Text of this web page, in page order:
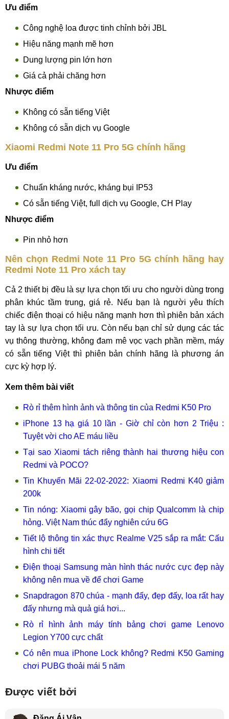
Ưu điểm
Công nghệ loa được tinh chỉnh bởi JBL
Hiệu năng mạnh mẽ hơn
Dung lượng pin lớn hơn
Giá cả phải chăng hơn
Nhược điểm
Không có sẵn tiếng Việt
Không có sẵn dịch vụ Google
Xiaomi Redmi Note 11 Pro 5G chính hãng
Ưu điểm
Chuẩn kháng nước, kháng bụi IP53
Có sẵn tiếng Việt, full dịch vụ Google, CH Play
Nhược điểm
Pin nhỏ hơn
Nên chọn Redmi Note 11 Pro 5G chính hãng hay
Redmi Note 11 Pro xách tay
Cả 2 thiết bị đều là sự lựa chọn tối ưu cho người dùng trong
phân khúc tầm trung, giá rẻ. Nếu bạn là người yêu thích
chiếc điện thoại có hiệu năng mạnh hơn thì phiên bản xách
tay là sự lựa chọn tối ưu. Còn nếu bạn chỉ sử dụng các tác
vụ thông thường, không đam mê vọc vạch phần mềm, máy
có sẵn tiếng Việt thì phiên bản chính hãng là phương án
cực kỳ hợp lý.
Xem thêm bài viết
Rò rỉ thêm hình ảnh và thông tin của Redmi K50 Pro
iPhone 13 hạ giá 10 lần - Giờ chỉ còn hơn 2 Triệu :
Tuyệt vời cho AE máu liều
Tại sao Xiaomi tách riêng thành hai thương hiệu con
Redmi và POCO?
Tin Khuyến Mãi 22-02-2022: Xiaomi Redmi K40 giảm
200k
Tin nóng: Xiaomi gây bão, gọi chip Qualcomm là chip
hỏng. Việt Nam thúc đẩy nghiên cứu 6G
Tiết lộ thông tin xác thực Realme V25 sắp ra mắt: Cấu
hình chi tiết
Điện thoại Samsung màn hình thác nước cực đẹp này
không nên mua về để chơi Game
Snapdragon 870 chúa - mạnh đấy, đẹp đấy, loa rất hay
đấy nhưng mà quả giá hơi...
Rò rỉ hình ảnh máy tính bảng chơi game Lenovo
Legion Y700 cực chất
Có nên mua iPhone Lock không? Redmi K50 Gaming
chơi PUBG thoải mái 5 năm
Được viết bởi